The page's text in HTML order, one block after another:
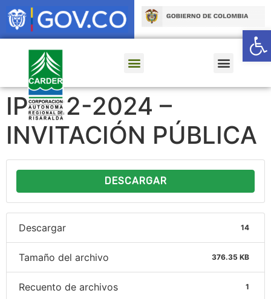
IP 022-2024 –
INVITACIÓN PÚBLICA
DESCARGAR
Descargar 14
Tamaño del archivo 376.35 KB
Recuento de archivos 1